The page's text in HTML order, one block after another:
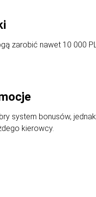
zarobić nawet 10 000
system bonusów,
kierowcy.